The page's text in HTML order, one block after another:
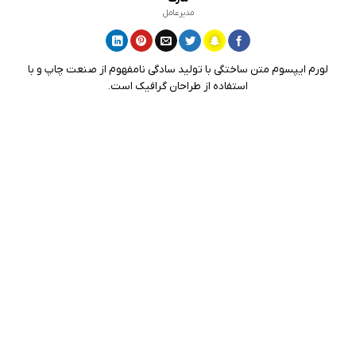
مدیرعامل
لورم ایپسوم متن ساختگی با تولید سادگی نامفهوم از صنعت چاپ و با
استفاده از طراحان گرافیک است.